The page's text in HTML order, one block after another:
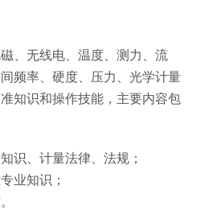
、无线电、温度、测力、流
频率、硬度、压力、光学计量
知识和操作技能，主要内容包
识、计量法律、法规；
业知识；